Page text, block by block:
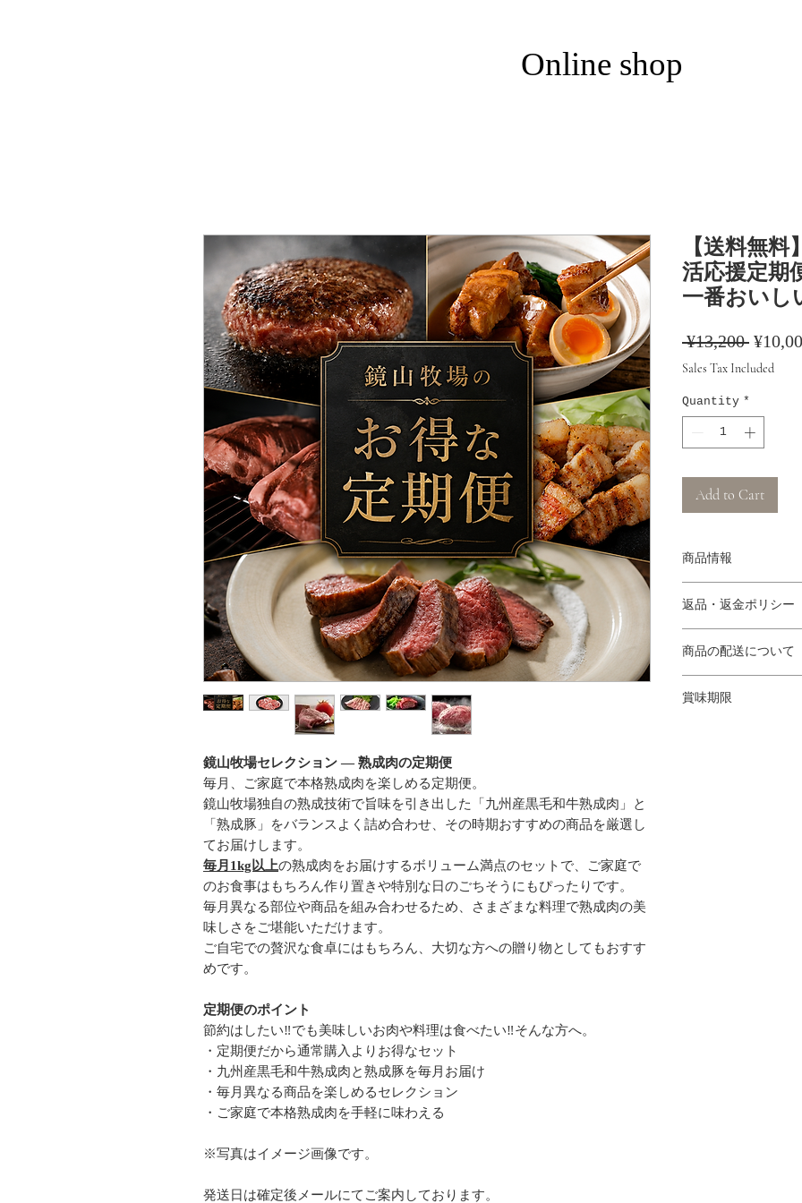
​Online shop
鏡山牧場セレクション ― 熟成肉の定期便
毎月、ご家庭で本格熟成肉を楽しめる定期便。
鏡山牧場独自の熟成技術で旨味を引き出した「九州産黒毛和牛熟成肉」と
「熟成豚」をバランスよく詰め合わせ、その時期おすすめの商品を厳選し
てお届けします。
毎月1kg以上の熟成肉をお届けするボリューム満点のセットで、ご家庭で
のお食事はもちろん作り置きや特別な日のごちそうにもぴったりです。
毎月異なる部位や商品を組み合わせるため、さまざまな料理で熟成肉の美
味しさをご堪能いただけます。
ご自宅での贅沢な食卓にはもちろん、大切な方への贈り物としてもおすす
めです。
定期便のポイント
節約はしたい‼︎でも美味しいお肉や料理は食べたい‼︎そんな方へ。
・定期便だから通常購入よりお得なセット
・九州産黒毛和牛熟成肉と熟成豚を毎月お届け
・毎月異なる商品を楽しめるセレクション
・ご家庭で本格熟成肉を手軽に味わえる
※写真はイメージ画像です。
発送日は確定後メールにてご案内しております。
【送料無
活応援定期
一番おいし
¥13,200
Price
Sales Tax Included
Quantity *
Add to Cart
商品情報
・こだわり仕立ての
・熟成牛の赤身肉ハ
・熟成牛の上ロース
返品・返金ポリシー
キャンセルにつきま
際には商品情報をご
（２）商品の品質に
商品の配送について
賞味期限